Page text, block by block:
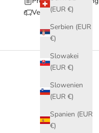
(EUR €)
Serbien (EUR
€)
Slowakei
(EUR €)
Slowenien
(EUR €)
Spanien (EUR
€)
Versand & Retoure